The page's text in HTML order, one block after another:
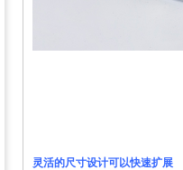
灵活的尺寸设计可以快速扩展